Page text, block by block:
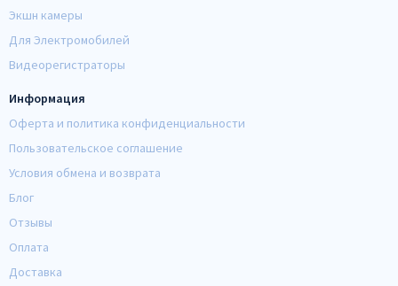
Экшн камеры
Для Электромобилей
Видеорегистраторы
Информация
Оферта и политика конфиденциальности
Пользовательское соглашение
Условия обмена и возврата
Блог
Отзывы
Оплата
Доставка